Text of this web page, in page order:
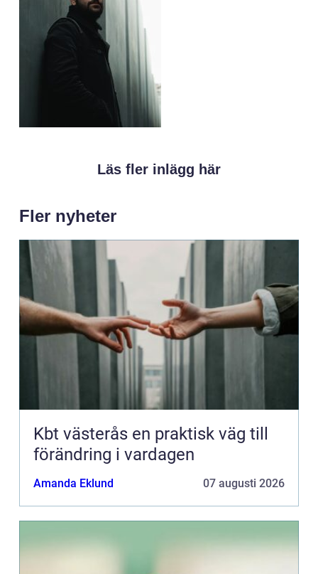
Läs fler inlägg här
Fler nyheter
Kbt västerås en praktisk väg till
förändring i vardagen
Amanda Eklund 07 augusti 2026